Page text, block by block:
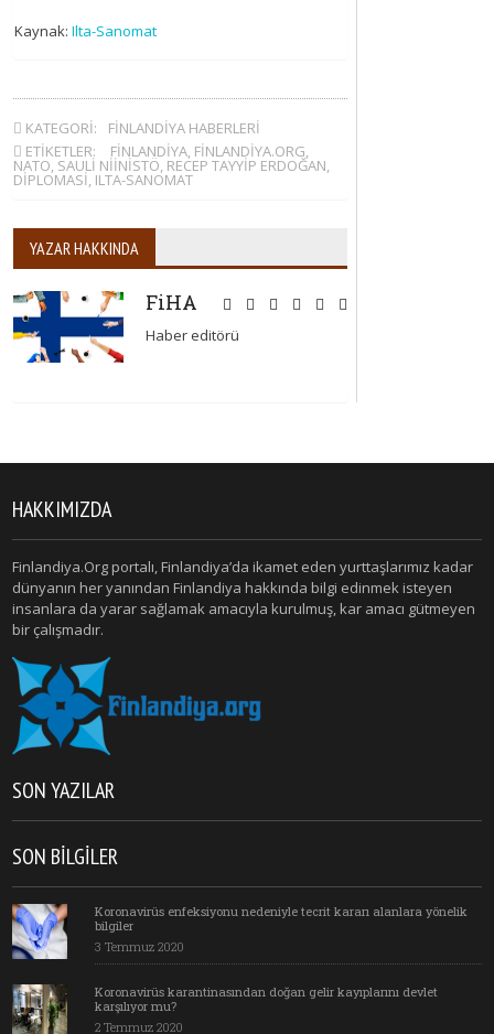
Kaynak:Ilta-Sanomat
KATEGORI:
FINLANDIYA HABERLERI
ETIKETLER:
FINLANDIYA, FINLANDIYA.ORG,
NATO, SAULI NIINISTÖ, RECEP TAYYIP ERDOĞAN,
DIPLOMASI, ILTA-SANOMAT
YAZAR HAKKINDA
FiHA
Haber editörü
HAKKIMIZDA
Finlandiya.Org portalı, Finlandiya’da ikamet eden yurttaşlarımız kadar
dünyanın her yanından Finlandiya hakkında bilgi edinmek isteyen
insanlara da yarar sağlamak amacıyla kurulmuş, kar amacı gütmeyen
bir çalışmadır.
SON YAZILAR
SON BILGILER
Koronavirüs enfeksiyonu nedeniyle tecrit kararı alanlara yönelik
bilgiler
3 Temmuz 2020
Koronavirüs karantinasından doğan gelir kayıplarını devlet
karşılıyor mu?
2 Temmuz 2020